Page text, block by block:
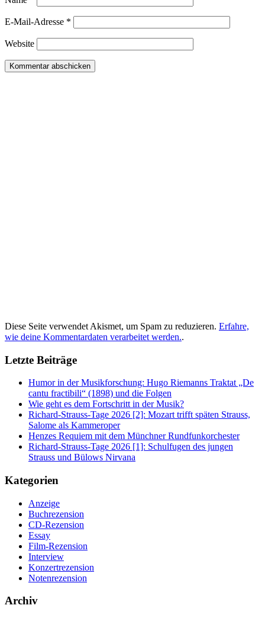
E-Mail-Adresse *
Website
Diese Seite verwendet Akismet, um Spam zu reduzieren. Erfahre,
wie deine Kommentardaten verarbeitet werden..
Letzte Beiträge
Humor in der Musikforschung: Hugo Riemanns Traktat „De
cantu fractibili“ (1898) und die Folgen
Wie geht es dem Fortschritt in der Musik?
Richard-Strauss-Tage 2026 [2]: Mozart trifft späten Strauss,
Salome als Kammeroper
Henzes Requiem mit dem Münchner Rundfunkorchester
Richard-Strauss-Tage 2026 [1]: Schulfugen des jungen
Strauss und Bülows Nirvana
Kategorien
Anzeige
Buchrezension
CD-Rezension
Essay
Film-Rezension
Interview
Konzertrezension
Notenrezension
Archiv